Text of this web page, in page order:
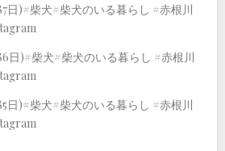
日)#柴犬#柴犬のいる暮らし #赤根川
日)#柴犬#柴犬のいる暮らし #赤根川
日)#柴犬#柴犬のいる暮らし #赤根川